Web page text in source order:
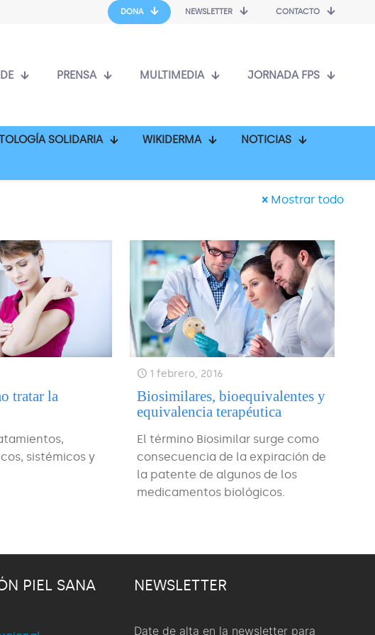
DONA NEWSLETTER CONTACTO
PRENSA MULTIMEDIA JORNADA FPS
SOLIDARIA WIKIDERMA NOTICIAS
Mostrar todo
tratar la
sistémicos y
1 febrero, 2016
Biosimilares, bioequivalentes y
equivalencia terapéutica
El término Biosimilar surge como
consecuencia de la expiración de
la patente de algunos de los
medicamentos biológicos.
PIEL SANA NEWSLETTER
Date de alta en la newsletter para